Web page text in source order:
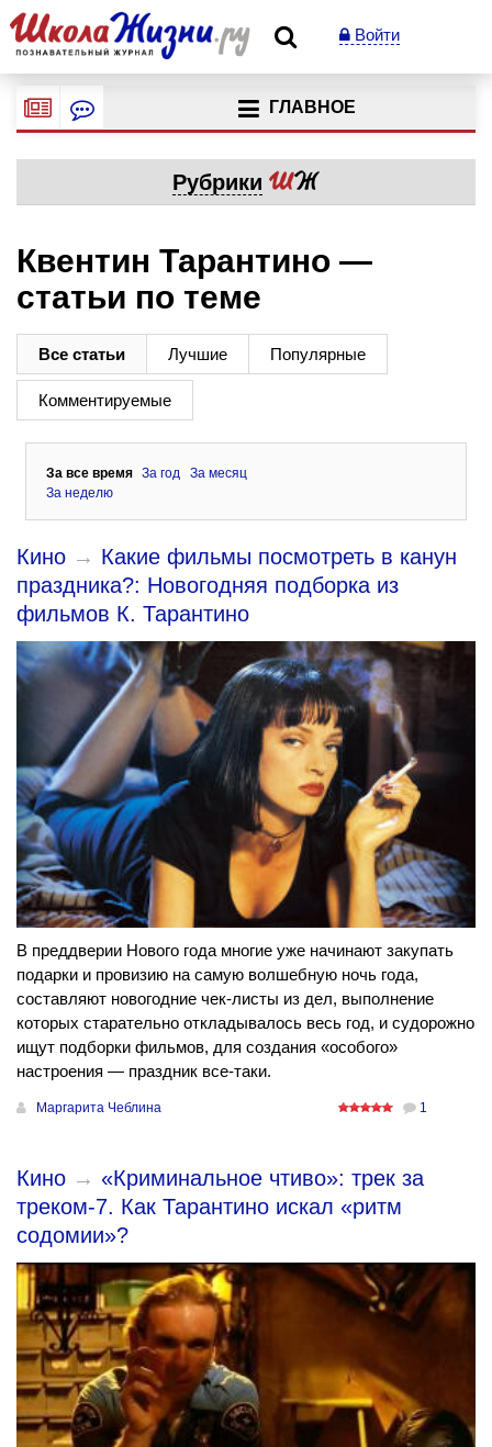
Войти
ГЛАВНОЕ
Рубрики
Квентин Тарантино —
статьи по теме
Все статьи Лучшие Популярные
Комментируемые
За все время За год
За месяц
За неделю
Кино → Какие фильмы посмотреть в канун
праздника?: Новогодняя подборка из
фильмов К. Тарантино
В преддверии Нового года многие уже начинают закупать
подарки и провизию на самую волшебную ночь года,
составляют новогодние чек-листы из дел, выполнение
которых старательно откладывалось весь год, и судорожно
ищут подборки фильмов, для создания «особого»
настроения — праздник все-таки.
Маргарита Чеблина 1
Кино → «Криминальное чтиво»: трек за
треком-7. Как Тарантино искал «ритм
содомии»?